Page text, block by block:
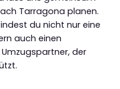
Tarragona planen.
du nicht nur eine
auch einen
der